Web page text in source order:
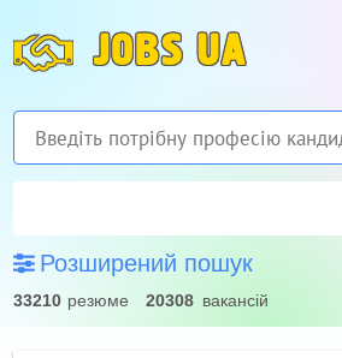
JOBS UA
Розширений пошук
33210 резюме 20308 вакансій